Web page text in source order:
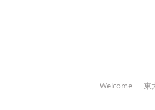
Welcome 東